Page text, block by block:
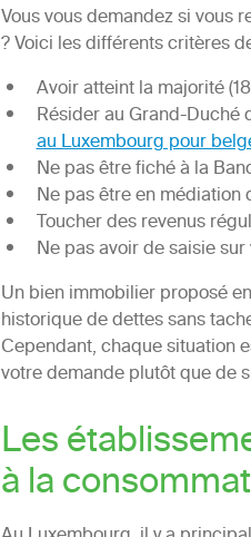
Vous vous demandez si vous
? Voici les différents critères
Avoir atteint la majorité
Résider au Grand-
au Luxembourg pour
Ne pas être fiché à la
Ne pas être en médiation
Toucher des revenus
Ne pas avoir de saisie
Un bien immobilier proposé
historique de dettes sans
Cependant, chaque situation
votre demande plutôt que de
Les
à la